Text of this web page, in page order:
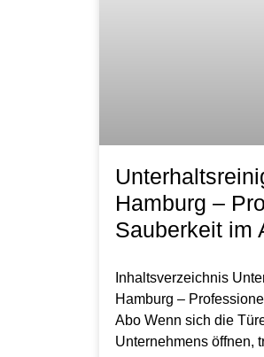
Hamburg –
Sauberkeit im
Inhaltsverzeichnis
Hamburg –
Abo Wenn sich die
Unternehmens öffnen,